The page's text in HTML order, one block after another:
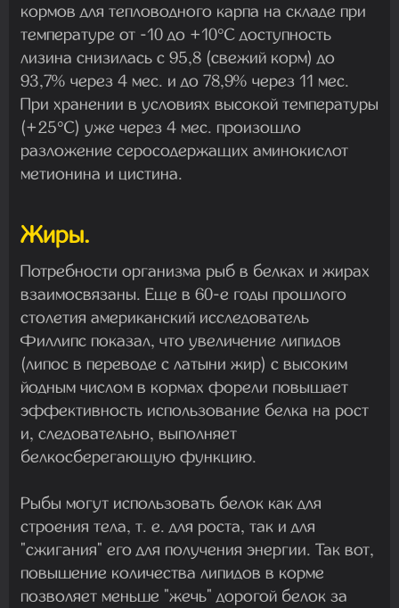
кормов для тепловодного карпа на складе при
температуре от -10 до +10°С доступность
лизина снизилась с 95,8 (свежий корм) до
93,7% через 4 мес. и до 78,9% через 11 мес.
При хранении в условиях высокой температуры
(+25°С) уже через 4 мес. произошло
разложение серосодержащих аминокислот
метионина и цистина.
Жиры.
Потребности организма рыб в белках и жирах
взаимосвязаны. Еще в 60-е годы прошлого
столетия американский исследователь
Филлипс показал, что увеличение липидов
(липос в переводе с латыни жир) с высоким
йодным числом в кормах форели повышает
эффективность использование белка на рост
и, следовательно, выполняет
белкосберегающую функцию.
Рыбы могут использовать белок как для
строения тела, т. е. для роста, так и для
"сжигания" его для получения энергии. Так вот,
повышение количества липидов в корме
позволяет меньше "жечь" дорогой белок за